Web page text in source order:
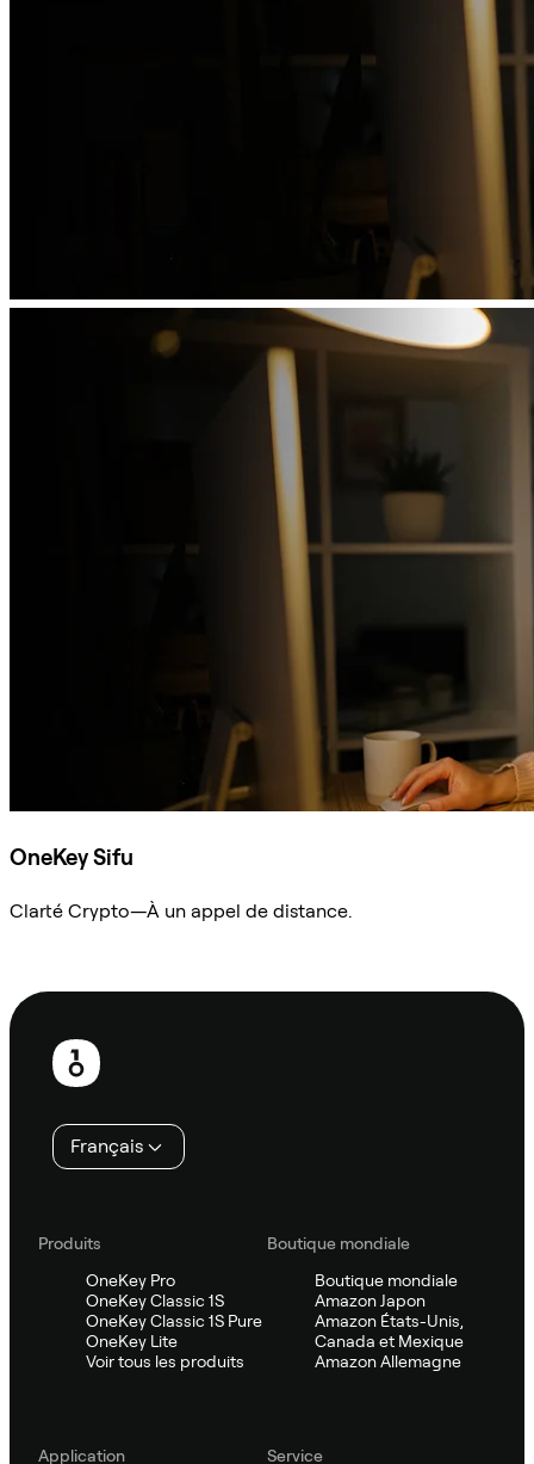
OneKey Sifu
Clarté Crypto—À un appel de distance.
Pied
page
Français
Produits
OneKey Pro
OneKey Classic 1S
OneKey Classic 1S Pure
OneKey Lite
Voir tous les produits
Boutique mondiale
Boutique mondiale
Amazon Japon
Amazon États-Unis,
Canada et Mexique
Amazon Allemagne
Application
Service